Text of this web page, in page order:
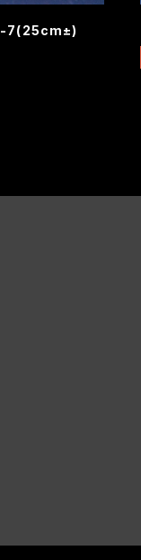
7(25cm±)